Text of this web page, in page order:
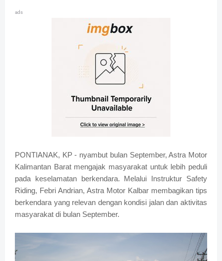
ads
PONTIANAK, KP - nyambut bulan September, Astra Motor
Kalimantan Barat mengajak masyarakat untuk lebih peduli
pada keselamatan berkendara. Melalui Instruktur Safety
Riding, Febri Andrian, Astra Motor Kalbar membagikan tips
berkendara yang relevan dengan kondisi jalan dan aktivitas
masyarakat di bulan September.